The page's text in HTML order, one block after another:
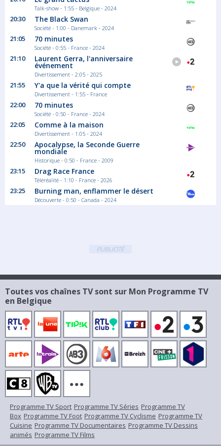
Talk-show - 1:55 - Belgique - 2024
20:30 The Black Swan
Société - 1:00 - Danemark - 2024
21:05 70 minutes
Société - 0:55 - France - 2024
21:10 Laurent Gerra, l'anniversaire
événement
Divertissement - 2:05 - 2025
21:55 Y'a que la vérité qui compte
Divertissement - 1:55 - France
22:00 70 minutes
Société - 0:50 - France - 2024
22:05 Comme à la maison
Divertissement - 1:05 - 2024
22:50 Apocalypse, la Seconde Guerre
mondiale
Historique - 0:50 - France - 2009
23:15 Drag Race France
Téléréalité - 1:10 - France - 2026
23:25 Burning man, enflammer le désert
Découverte - 0:50 - Canada - 2024
PUBLICITÉ
Toutes vos chaînes TV sont sur Mon Programme TV
en Belgique
Programme TV Sport Programme TV Séries Programme TV
Box Programme TV Foot Programme TV Cyclisme Programme TV
Cuisine Programme TV Documentaires Programme TV Dessins
animés Programme TV Films